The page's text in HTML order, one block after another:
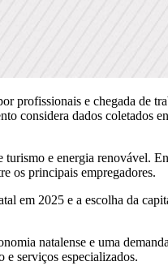
profissionais e chegada de
considera dados coletados
e energia renovável.
os principais empregadores.
em 2025 e a escolha da
natalense e uma
e serviços especializados.